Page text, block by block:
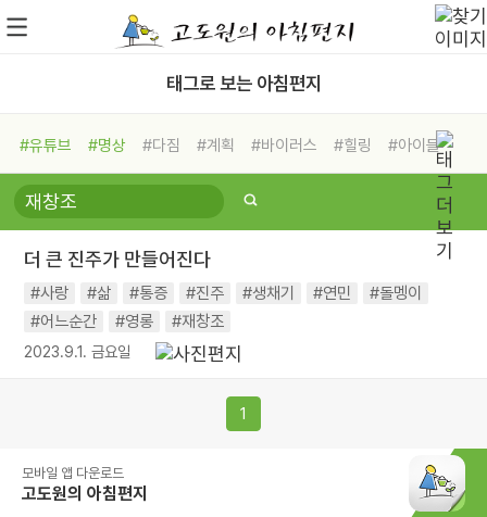
태그로 보는 아침편지
#유튜브 #명상 #다짐 #계획 #바이러스 #힐링
#아이들
#비전캠프
#독서캠프 #삶
#희망
#나눔 #친구 #링컨학교
#독서
#건강 #면역력
더 큰 진주가 만들어진다
#사랑 #삶 #통증 #진주 #생채기 #연민
#돌멩이
#어느순간
#영롱 #재창조
2023.9.1. 금요일
1
모바일 앱 다운로드
고도원의 아침편지